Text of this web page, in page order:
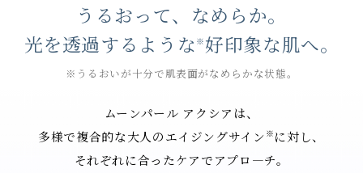
うるおって、なめらか。
光を透過するような ※ 好印象な肌へ。
※うるおいが十分で肌表面がなめらかな状態。
ムーンパール アクシアは、
多様で複合的な大人のエイジングサイン ※ に対し、
それぞれに合ったケアでアプロ―チ。